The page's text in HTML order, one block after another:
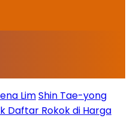
LimShin Tae-yong
Daftar Rokok di Harga